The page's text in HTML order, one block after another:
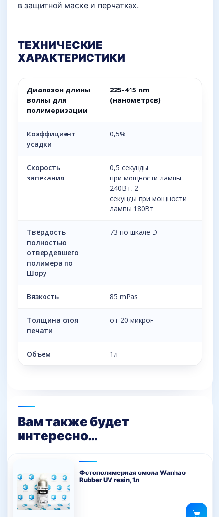
в защитной маске и перчатках.
ТЕХНИЧЕСКИЕ
ХАРАКТЕРИСТИКИ
Диапазон длины
волны для
полимеризации
225-415 nm
(нанометров)
Коэффициент
усадки
0,5%
Скорость
запекания
0,5 секунды
при мощности лампы
240Вт, 2
секунды при мощности
лампы 180Вт
Твёрдость
полностью
отвердевшего
полимера по
Шору
73 по шкале D
Вязкость 85 mPas
Толщина слоя
печати
от 20 микрон
Объем 1л
Вам также будет
интересно…
Фотополимерная смола Wanhao
Rubber UV resin, 1л